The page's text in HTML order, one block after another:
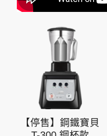
【停售】鋼鐵寶貝